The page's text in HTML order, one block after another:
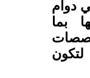
دوام
بما
لتكون